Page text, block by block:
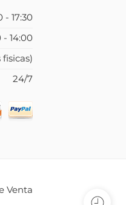
- 17:30
- 14:00
24/7
Venta